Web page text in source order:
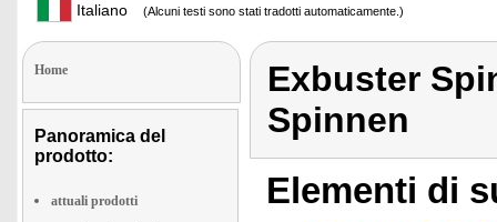
Italiano (Alcuni testi sono stati tradotti automaticamente.)
Home
Panoramica del
prodotto:
attuali prodotti
Exbuster
Spinnen
Elementi di